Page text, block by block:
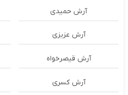
آرش حمیدی
آرش عزیزی
آرش قیصرخواه
آرش کسری